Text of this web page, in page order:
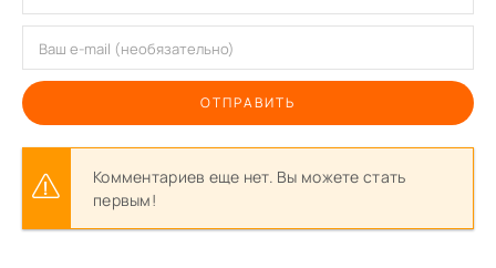
ОТПРАВИТЬ
Комментариев еще нет. Вы можете стать
первым!